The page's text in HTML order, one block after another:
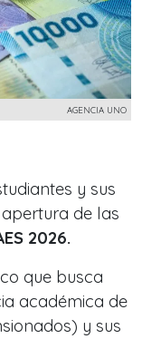
AGENCIA UNO
y sus
de las
2026.
que busca
académica de
y sus